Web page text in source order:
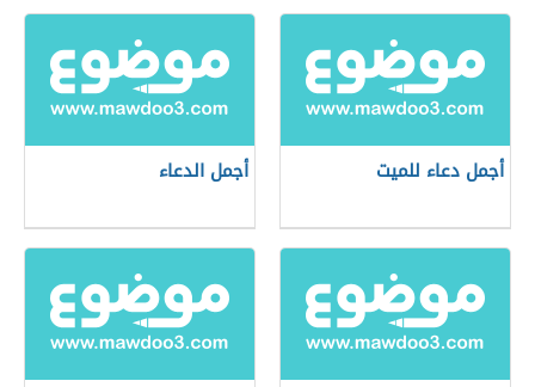
أجمل دعاء للميت أجمل الدعاء